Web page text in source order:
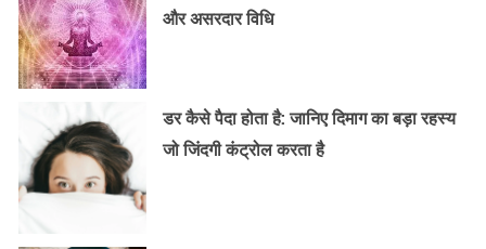
और असरदार विधि
डर कैसे पैदा होता है: जानिए दिमाग का बड़ा रहस्य
जो जिंदगी कंट्रोल करता है